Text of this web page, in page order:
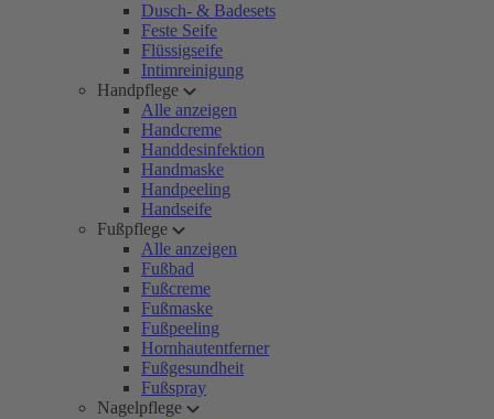
Dusch- & Badesets
Feste Seife
Flüssigseife
Intimreinigung
Handpflege
Alle anzeigen
Handcreme
Handdesinfektion
Handmaske
Handpeeling
Handseife
Fußpflege
Alle anzeigen
Fußbad
Fußcreme
Fußmaske
Fußpeeling
Hornhautentferner
Fußgesundheit
Fußspray
Nagelpflege